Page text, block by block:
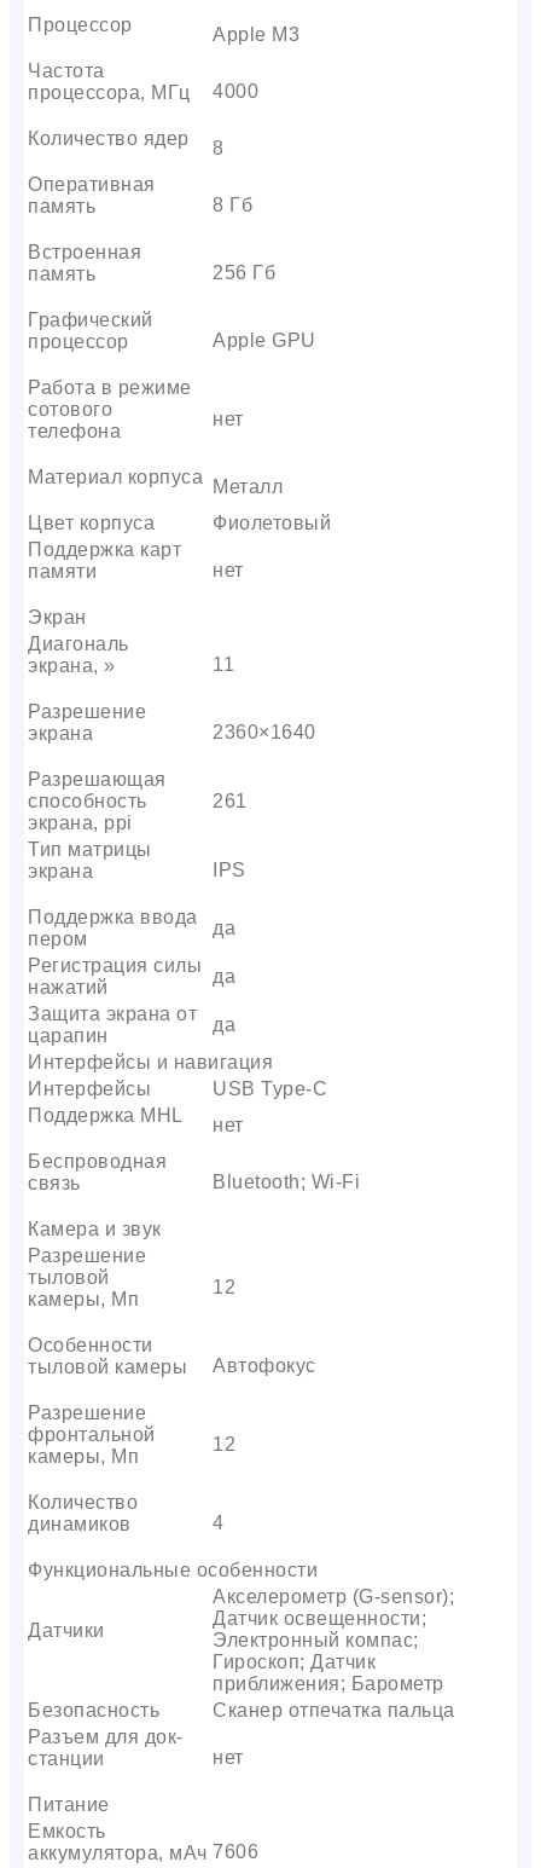
Процессор
Apple M3
Частота
процессора, МГц
4000
Количество ядер
8
Оперативная
память
8 Гб
Встроенная
память
256 Гб
Графический
процессор
Apple GPU
Работа в режиме
сотового
телефона
нет
Материал корпуса
Металл
Цвет корпуса
Фиолетовый
Поддержка карт
памяти
нет
Экран
Диагональ
экрана, »
11
Разрешение
экрана
2360×1640
Разрешающая
способность
экрана, ppi
261
Тип матрицы
экрана
IPS
Поддержка ввода
пером
да
Регистрация силы
нажатий
да
Защита экрана от
царапин
да
Интерфейсы и навигация
Интерфейсы
USB Type-C
Поддержка MHL
нет
Беспроводная
связь
Bluetooth; Wi-Fi
Камера и звук
Разрешение
тыловой
камеры, Мп
12
Особенности
тыловой камеры
Автофокус
Разрешение
фронтальной
камеры, Мп
12
Количество
динамиков
4
Функциональные особенности
Датчики
Акселерометр (G-sensor);
Датчик освещенности;
Электронный компас;
Гироскоп; Датчик
приближения; Барометр
Безопасность
Сканер отпечатка пальца
Разъем для док-
станции
нет
Питание
Емкость
аккумулятора, мАч 7606